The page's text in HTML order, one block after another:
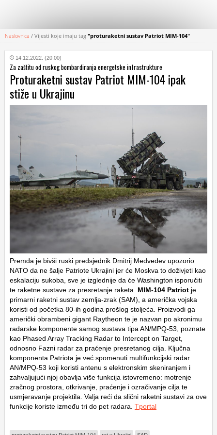
KATEGORIJE
HRVATSKI
WEB
Naslovnica / Vijesti koje imaju tag "proturaketni sustav Patriot MIM-104"
14.12.2022. (20:00)
Za zaštitu od ruskog bombardiranja energetske infrastrukture
Proturaketni sustav Patriot MIM-104 ipak
stiže u Ukrajinu
Premda je bivši ruski predsjednik Dmitrij Medvedev upozorio
NATO da ne šalje Patriote Ukrajini jer će Moskva to doživjeti kao
eskalaciju sukoba, sve je izglednije da će Washington isporučiti
te raketne sustave za presretanje raketa. MIM-104 Patriot je
primarni raketni sustav zemlja-zrak (SAM), a američka vojska
koristi od početka 80-ih godina prošlog stoljeća. Proizvodi ga
američki obrambeni gigant Raytheon te je nazvan po akronimu
radarske komponente samog sustava tipa AN/MPQ-53, poznate
kao Phased Array Tracking Radar to Intercept on Target,
odnosno Fazni radar za praćenje presretanog cilja. Ključna
komponenta Patriota je već spomenuti multifunkcijski radar
AN/MPQ-53 koji koristi antenu s elektronskim skeniranjem i
zahvaljujući njoj obavlja više funkcija istovremeno: motrenje
zračnog prostora, otkrivanje, praćenje i ozračivanje cilja te
usmjeravanje projektila. Valja reći da slični raketni sustavi za ove
funkcije koriste između tri do pet radara. Tportal